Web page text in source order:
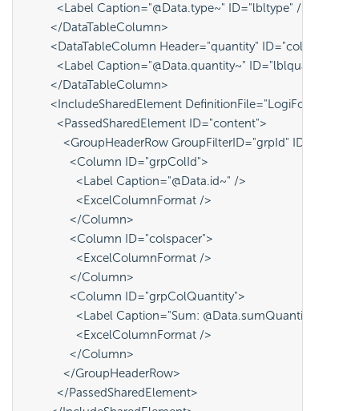
<Label Caption="@Data.type~" ID="lbltype" />
</DataTableColumn>
<DataTableColumn Header="quantity" ID="colquantity">
<Label Caption="@Data.quantity~" ID="lblquantity" />
</DataTableColumn>
<IncludeSharedElement
<PassedSharedElement ID="content">
<GroupHeaderRow GroupFilterID="grpId"
<Column ID="grpColId">
<Label Caption="@Data.id~" />
<ExcelColumnFormat />
</Column>
<Column ID="colspacer">
<ExcelColumnFormat />
</Column>
<Column ID="grpColQuantity">
<Label Caption="Sum: @Data.sumQuantity~"
<ExcelColumnFormat />
</Column>
</GroupHeaderRow>
</PassedSharedElement>